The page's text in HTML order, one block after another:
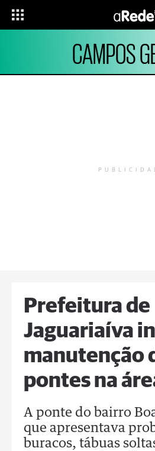
CAMPOS
Prefeitura de
Jaguariaíva
manutenção
pontes na
A ponte do bairro
que apresentava
buracos, tábuas